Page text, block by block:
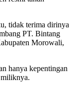
tidak terima dirinya
PT. Bintang
Morowali,
hanya kepentingan
miliknya.